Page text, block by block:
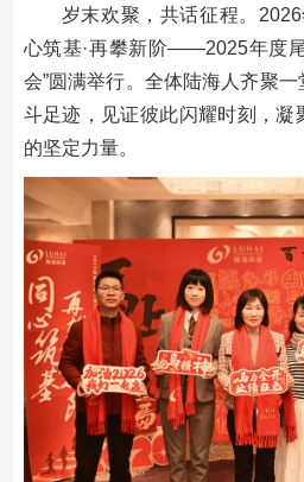
岁末欢聚，共话征程。
心筑基·再攀新阶——2025年度
会”圆满举行。全体陆海人齐聚
斗足迹，见证彼此闪耀时刻，凝
的坚定力量。